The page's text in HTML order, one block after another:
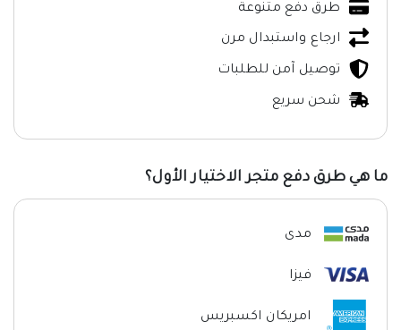
طرق دفع متنوعة
ارجاع واستبدال مرن
توصيل آمن للطلبات
شحن سريع
ما هي طرق دفع متجر الاختيار الأول؟
مدى
فيزا
امريكان اكسبريس